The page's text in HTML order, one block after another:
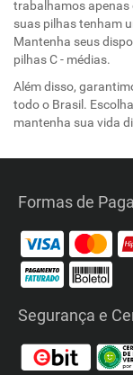
trabalhamos
suas pilhas tenham
Mantenha seus
pilhas C - médias.
Além disso,
todo o Brasil.
mantenha sua vida
Formas de
Segurança e